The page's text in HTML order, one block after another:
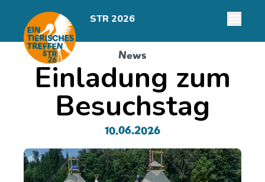
STR 2026
News
Einladung zum
Besuchstag
10.06.2026